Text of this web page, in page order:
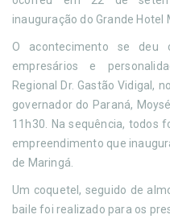
inauguração do Grande Hotel
O acontecimento se deu
empresários e
Regional Dr. Gastão Vidigal,
governador do Paraná,
11h30. Na sequência, todos
empreendimento que
de Maringá.
Um coquetel, seguido de
baile foi realizado para os